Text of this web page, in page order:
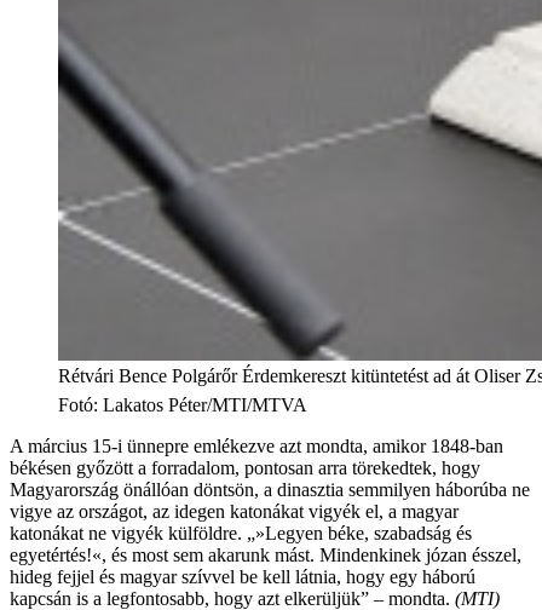
Rétvári Bence Polgárőr Érdemkereszt kitüntetést ad át Oliser
Fotó: Lakatos Péter/MTI/MTVA
A március 15-i ünnepre emlékezve azt mondta, amikor 1848-ban
békésen győzött a forradalom, pontosan arra törekedtek, hogy
Magyarország önállóan döntsön, a dinasztia semmilyen háborúba ne
vigye az országot, az idegen katonákat vigyék el, a magyar
katonákat ne vigyék külföldre. „»Legyen béke, szabadság és
egyetértés!«, és most sem akarunk mást. Mindenkinek józan ésszel,
hideg fejjel és magyar szívvel be kell látnia, hogy egy háború
kapcsán is a legfontosabb, hogy azt elkerüljük” – mondta. (MTI)